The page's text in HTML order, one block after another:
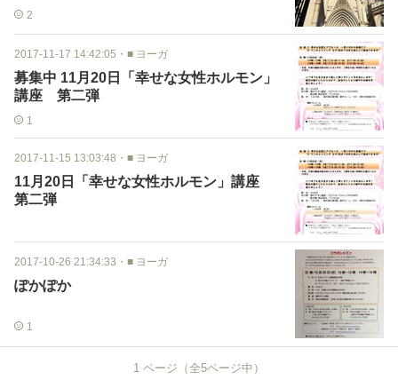
2
2017-11-17 14:42:05 ・ ■ ヨーガ
募集中 11月20日「幸せな女性ホルモン」
講座 第二弾
1
2017-11-15 13:03:48 ・ ■ ヨーガ
11月20日「幸せな女性ホルモン」講座
第二弾
2017-10-26 21:34:33 ・ ■ ヨーガ
ぽかぽか
1
1 ページ（全5ページ中）